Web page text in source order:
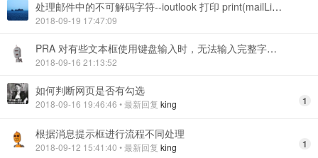
处理邮件中的不可解码字符--ioutlook 打印 print(mailList[0].body) 报错
2018-09-19 17:47:09
PRA 对有些文本框使用键盘输入时，无法输入完整字符串的一个解决方法
2018-09-16 21:13:52
如何判断网页是否有勾选
2018-09-16 19:46:46 • 最新回复 king 1
根据消息提示框进行流程不同处理
2018-09-12 15:41:40 • 最新回复 king 1